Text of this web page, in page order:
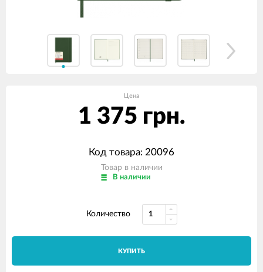
Цена
1 375 грн.
Код товара: 20096
Товар в наличии
В наличии
Количество
КУПИТЬ